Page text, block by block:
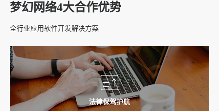
梦幻网络4大合作优势
全行业应用软件开发解决方案
法律保驾护航